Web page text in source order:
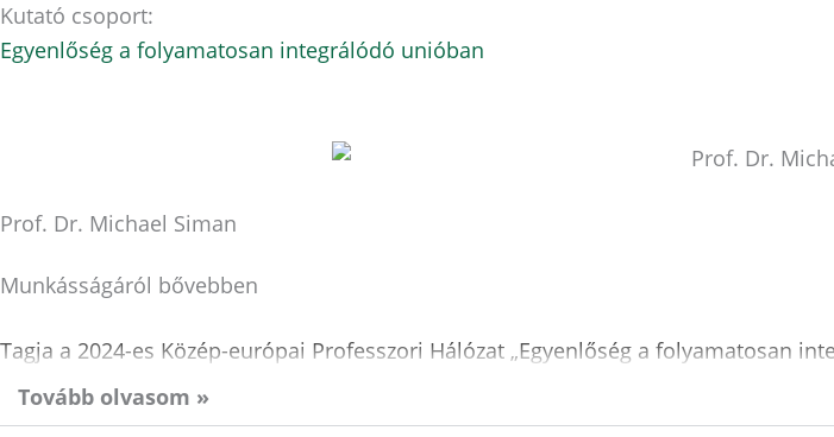
Kutató csoport:
Egyenlőség a folyamatosan integrálódó unióban
Prof. Dr. Michael Siman
Munkásságáról bővebben
Tagja a 2024-es Közép-európai Professzori Hálózat „Egyenlőség a folyamatosan
Tovább olvasom »